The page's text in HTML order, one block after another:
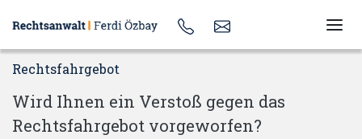
Rechtsfahrgebot
Wird Ihnen ein Verstoß gegen das
Rechtsfahrgebot vorgeworfen?